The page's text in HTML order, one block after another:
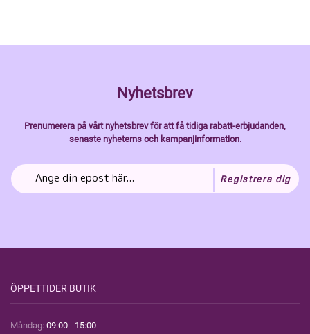
Nyhetsbrev
Prenumerera på vårt nyhetsbrev för att få tidiga rabatt-erbjudanden,
senaste nyheterns och kampanjinformation.
Registrera dig
ÖPPETTIDER BUTIK
Måndag: 09:00 - 15:00